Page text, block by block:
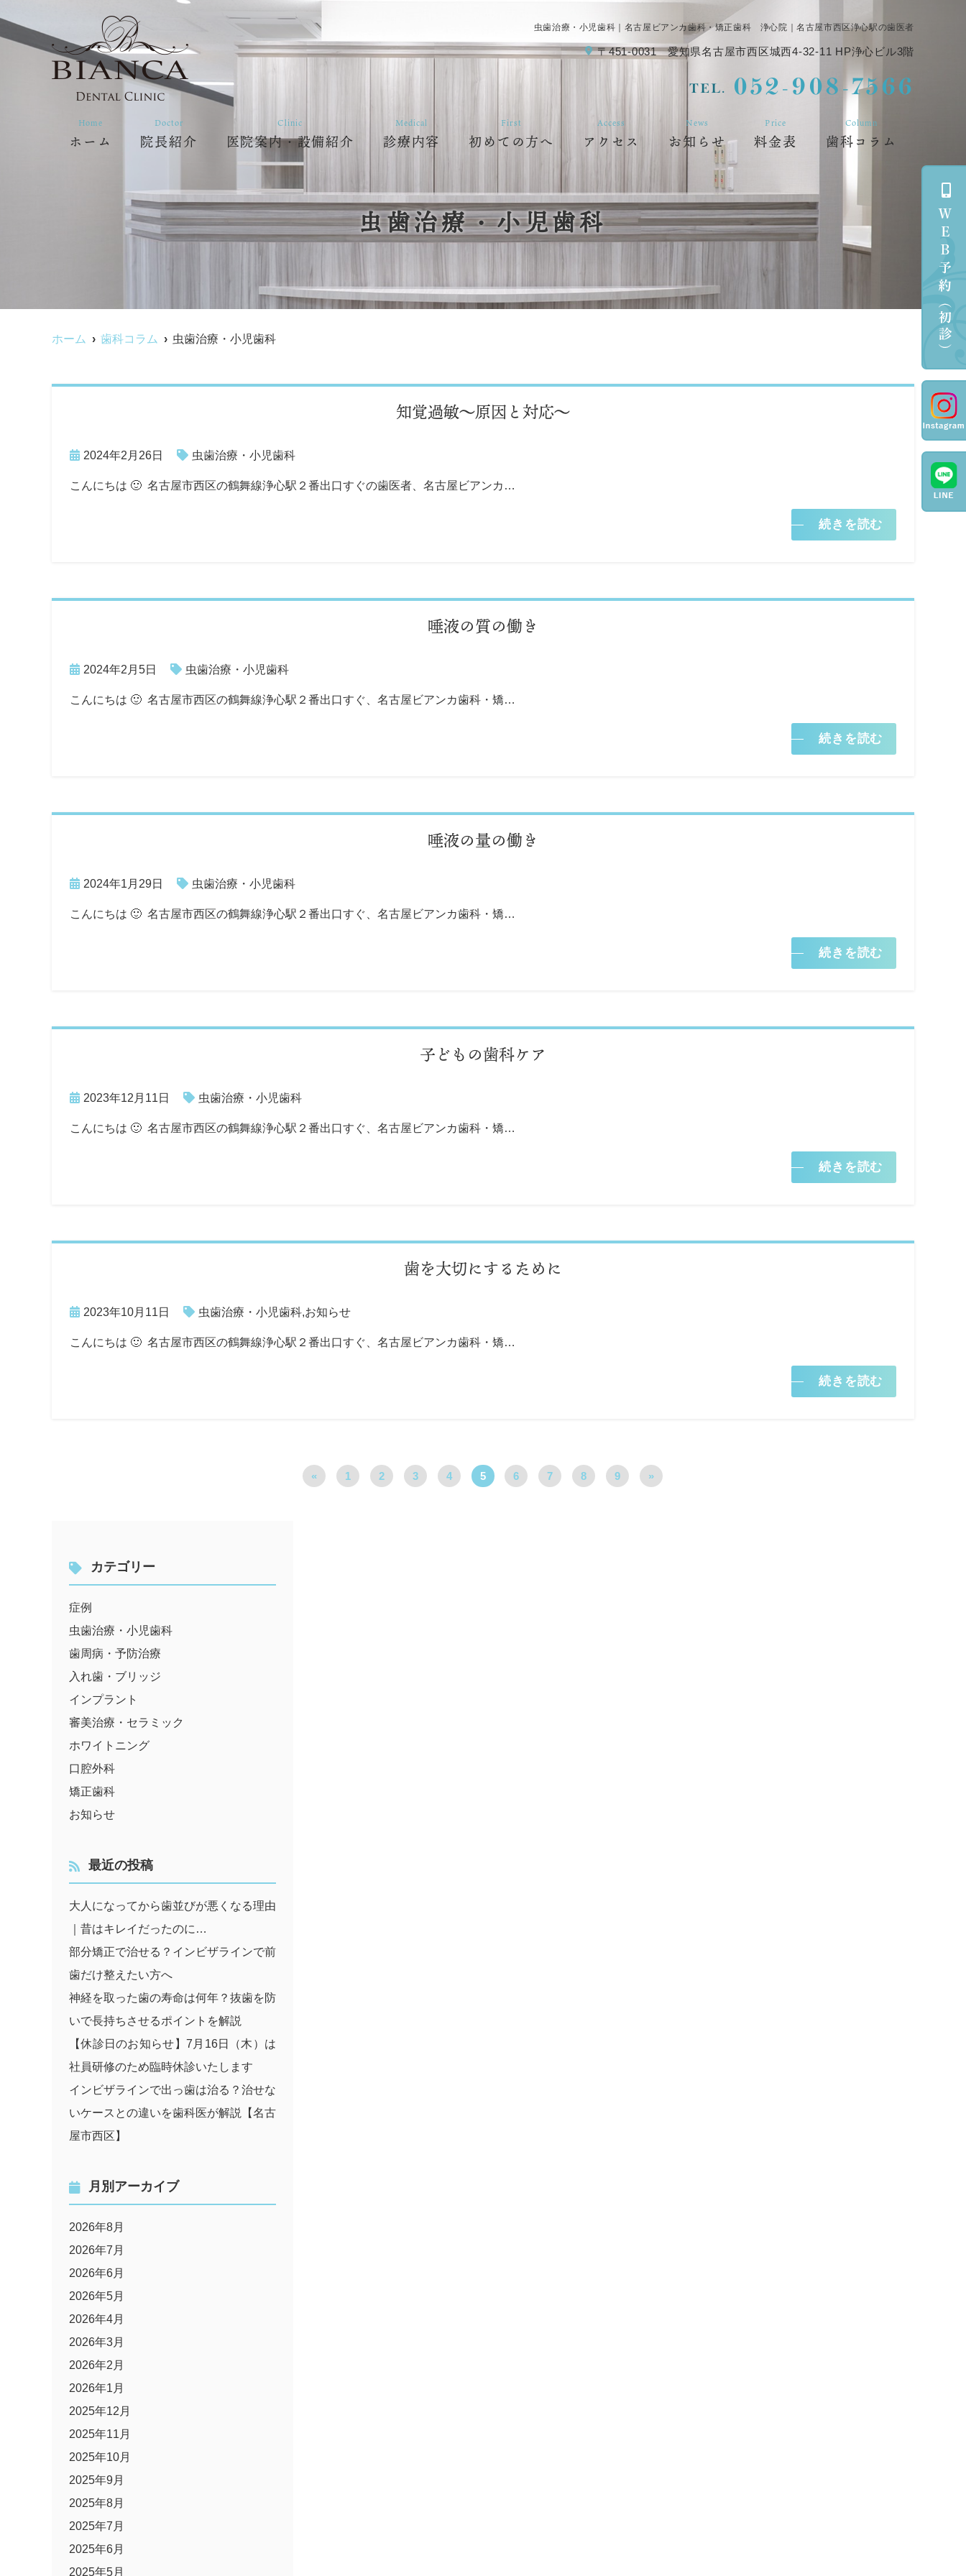
虫歯治療・小児歯科｜名古屋ビアンカ歯科・矯正歯科 浄心院｜名古屋市西区浄心駅の歯医者
〒451-0031 愛知県名古屋市西区城西4-32-11 HP浄心ビル3階
TEL. 052-908-7566
Home
ホーム
Doctor
院長紹介
Clinic
医院案内・設備紹介
Medical
診療内容
First
初めての方へ
Access
アクセス
News
お知らせ
Price
料金表
Column
歯科コラム
虫歯治療・小児歯科
ホーム 歯科コラム 虫歯治療・小児歯科
知覚過敏～原因と対応～
2024年2月26日 虫歯治療・小児歯科
こんにちは 🙂 名古屋市西区の鶴舞線浄心駅２番出口すぐの歯医者、名古屋ビアンカ…
続きを読む
唾液の質の働き
2024年2月5日 虫歯治療・小児歯科
こんにちは 🙂 名古屋市西区の鶴舞線浄心駅２番出口すぐ、名古屋ビアンカ歯科・矯…
続きを読む
唾液の量の働き
2024年1月29日 虫歯治療・小児歯科
こんにちは 🙂 名古屋市西区の鶴舞線浄心駅２番出口すぐ、名古屋ビアンカ歯科・矯…
続きを読む
子どもの歯科ケア
2023年12月11日 虫歯治療・小児歯科
こんにちは 🙂 名古屋市西区の鶴舞線浄心駅２番出口すぐ、名古屋ビアンカ歯科・矯…
続きを読む
歯を大切にするために
2023年10月11日 虫歯治療・小児歯科,お知らせ
こんにちは 🙂 名古屋市西区の鶴舞線浄心駅２番出口すぐ、名古屋ビアンカ歯科・矯…
続きを読む
« 1 2 3 4 5 6 7 8 9 »
カテゴリー
症例
虫歯治療・小児歯科
歯周病・予防治療
入れ歯・ブリッジ
インプラント
審美治療・セラミック
ホワイトニング
口腔外科
矯正歯科
お知らせ
最近の投稿
大人になってから歯並びが悪くなる理由
｜昔はキレイだったのに…
部分矯正で治せる？インビザラインで前
歯だけ整えたい方へ
神経を取った歯の寿命は何年？抜歯を防
いで長持ちさせるポイントを解説
【休診日のお知らせ】7月16日（木）は
社員研修のため臨時休診いたします
インビザラインで出っ歯は治る？治せな
いケースとの違いを歯科医が解説【名古
屋市西区】
月別アーカイブ
2026年8月
2026年7月
2026年6月
2026年5月
2026年4月
2026年3月
2026年2月
2026年1月
2025年12月
2025年11月
2025年10月
2025年9月
2025年8月
2025年7月
2025年6月
2025年5月